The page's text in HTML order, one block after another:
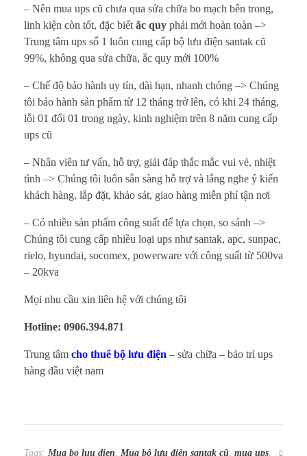
ũ
– Nên mua ups cũ chưa qua sửa chữa bo mạch bên trong,
linh kiện còn tốt, đặc biết ắc quy phải mới hoàn toàn –>
Trung tâm ups số 1 luôn cung cấp bộ lưu điện santak cũ
99%, không qua sửa chữa, ắc quy mới 100%
– Chế độ bảo hành uy tín, dài hạn, nhanh chóng –> Chúng
tôi bảo hành sản phẩm từ 12 tháng trở lên, có khi 24 tháng,
lỗi 01 đổi 01 trong ngày, kinh nghiệm trên 8 năm cung cấp
ups cũ
– Nhân viên tư vấn, hỗ trợ, giải đáp thắc mắc vui vẻ, nhiệt
tình –> Chúng tôi luôn sẵn sàng hỗ trợ và lắng nghe ý kiến
khách hàng, lắp đặt, khảo sát, giao hàng miễn phí tận nơi
– Có nhiều sản phẩm công suất để lựa chọn, so sánh –>
Chúng tôi cung cấp nhiều loại ups như santak, apc, sunpac,
rielo, hyundai, socomex, powerware với công suất từ 500va
– 20kva
Mọi nhu cầu xin liên hệ với chúng tôi
Hotline: 0906.394.871
Trung tâm cho thuê bộ lưu điện – sửa chữa – bảo trì ups
hàng đầu việt nam
Tags: Mua bo luu dien Mua bộ lưu điện santak cũ mua ups